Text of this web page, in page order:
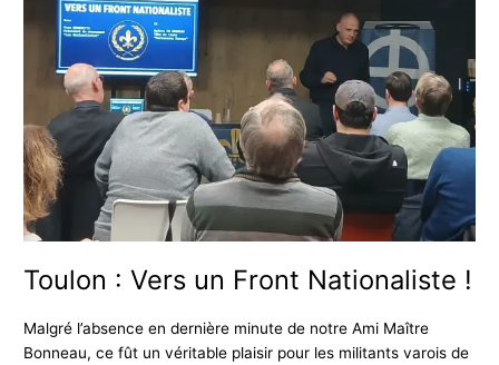
Toulon : Vers un Front Nationaliste !
Malgré l’absence en dernière minute de notre Ami Maître
Bonneau, ce fût un véritable plaisir pour les militants varois de
Nationaliste